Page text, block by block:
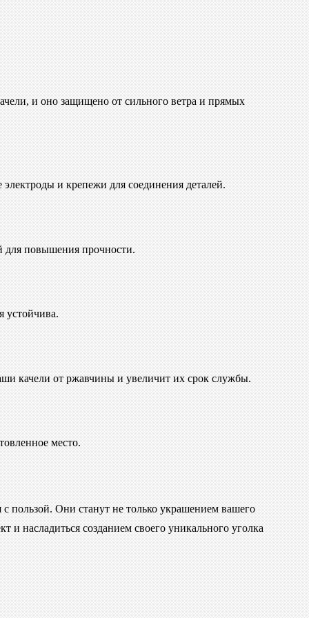
и оно защищено от сильного ветра и прямых
и крепежи для соединения деталей.
для повышения прочности.
устойчива.
качели от ржавчины и увеличит их срок службы.
место.
пользой. Они станут не только украшением вашего
насладиться созданием своего уникального уголка